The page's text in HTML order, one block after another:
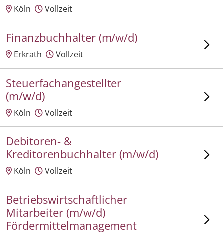
Köln Vollzeit
Finanzbuchhalter (m/w/d)
Erkrath Vollzeit
Steuerfachangestellter
(m/w/d)
Köln Vollzeit
Debitoren- &
Kreditorenbuchhalter (m/w/d)
Köln Vollzeit
Betriebswirtschaftlicher
Mitarbeiter (m/w/d)
Fördermittelmanagement